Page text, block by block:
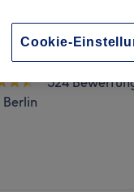
steht für moderne
& Lashes
524
Berlin
Cookie-